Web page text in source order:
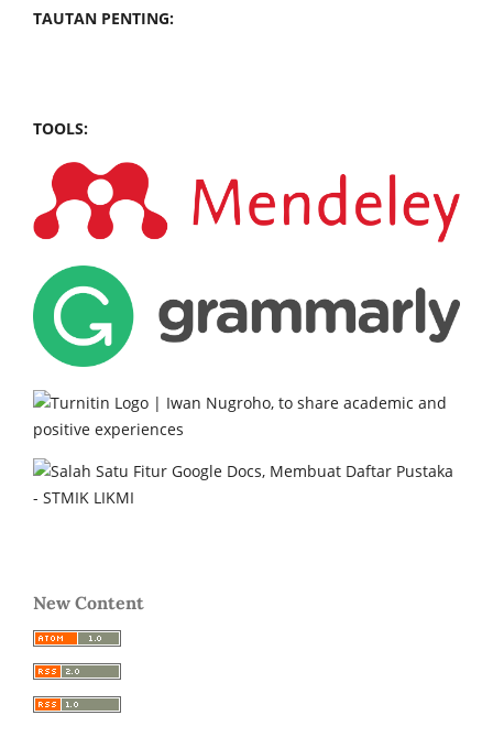
TAUTAN PENTING:
TOOLS:
New Content